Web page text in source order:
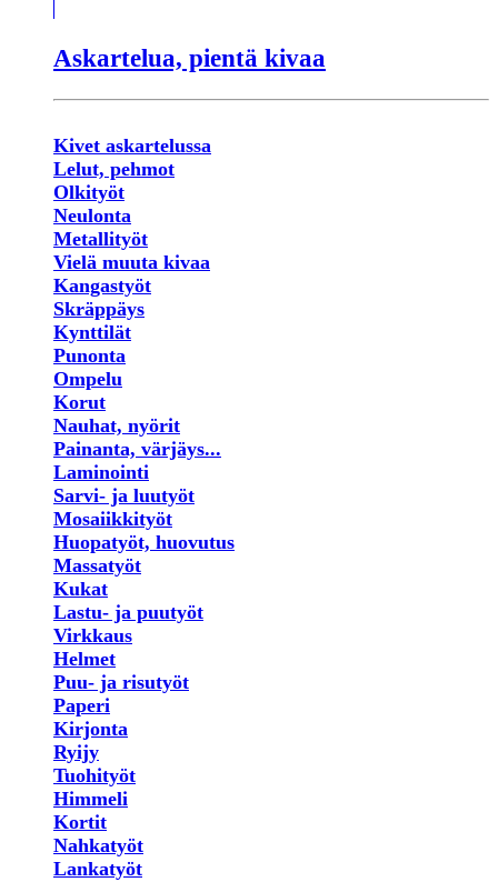
Askartelua, pientä kivaa
Kivet askartelussa
Lelut, pehmot
Olkityöt
Neulonta
Metallityöt
Vielä muuta kivaa
Kangastyöt
Skräppäys
Kynttilät
Punonta
Ompelu
Korut
Nauhat, nyörit
Painanta, värjäys...
Laminointi
Sarvi- ja luutyöt
Mosaiikkityöt
Huopatyöt, huovutus
Massatyöt
Kukat
Lastu- ja puutyöt
Virkkaus
Helmet
Puu- ja risutyöt
Paperi
Kirjonta
Ryijy
Tuohityöt
Himmeli
Kortit
Nahkatyöt
Lankatyöt